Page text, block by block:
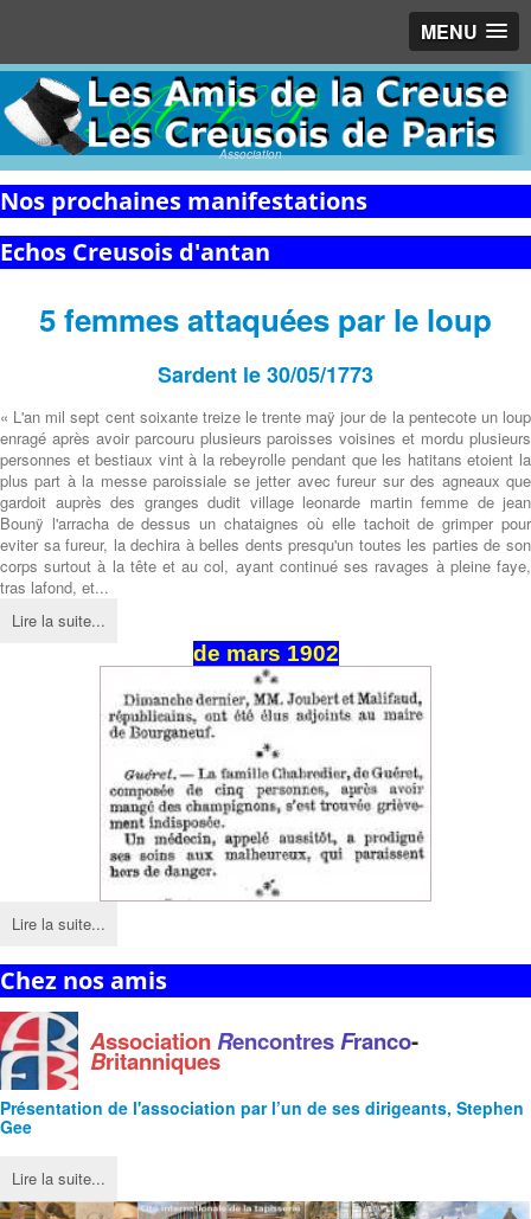
MENU
Association
Nos prochaines manifestations
Echos Creusois d'antan
5 femmes attaquées par le loup
Sardent le 30/05/1773
« L'an mil sept cent soixante treize le trente maÿ jour de la pentecote un loup
enragé après avoir parcouru plusieurs paroisses voisines et mordu plusieurs
personnes et bestiaux vint à la rebeyrolle pendant que les hatitans etoient la
plus part à la messe paroissiale se jetter avec fureur sur des agneaux que
gardoit auprès des granges dudit village leonarde martin femme de jean
Bounÿ l'arracha de dessus un chataignes où elle tachoit de grimper pour
eviter sa fureur, la dechira à belles dents presqu'un toutes les parties de son
corps surtout à la tête et au col, ayant continué ses ravages à pleine faye,
tras lafond, et...
Lire la suite...
de mars 1902
Lire la suite...
Chez nos amis
AssociationRencontresFranco-
Britanniques
Présentation de l'association par l’un de ses dirigeants, Stephen
Gee
Lire la suite...